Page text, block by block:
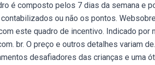
é composto pelos 7 dias da semana e
ou não os pontos.
este quadro de incentivo. Indicado por
br. O preço e outros detalhes variam
desafiadores das crianças e uma